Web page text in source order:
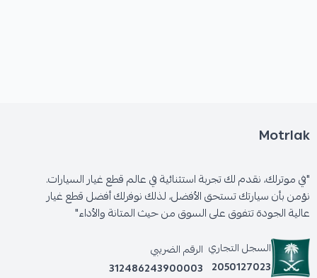
* اهتزازات غير طبيعية في عجلة القيادة.
* عدم استواء إطار السيارة (انحرافها عن المسار
المستقيم).
* تآكل غير متساوٍ للإطارات.
Motrlak
"في موترلك، نقدم لك تجربة استثنائية في عالم قطع غيار السيارات.
نؤمن بأن سيارتك تستحق الأفضل، لذلك نوفرلك أفضل قطع غيار
عالية الجودة تتفوق على السوق من حيث المتانة والأداء"
السجل التجاري
2050127023
الرقم الضريبي
312486243900003